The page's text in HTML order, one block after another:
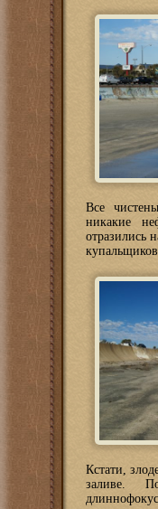
Все
никакие
отразились
Кстати,
заливе.